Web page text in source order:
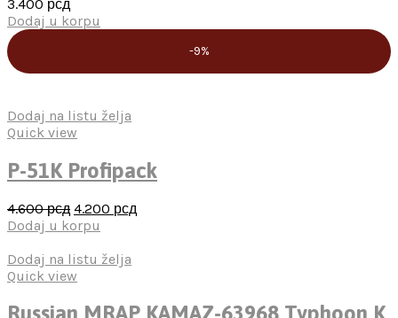
3.400 рсд
Dodaj u korpu
-9%
Dodaj na listu želja
Quick view
P-51K Profipack
4.600рсд 4.200 рсд
Dodaj u korpu
Dodaj na listu želja
Quick view